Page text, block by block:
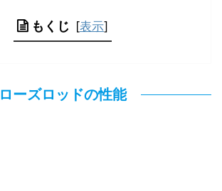
もくじ [表示]
ローズロッドの性能